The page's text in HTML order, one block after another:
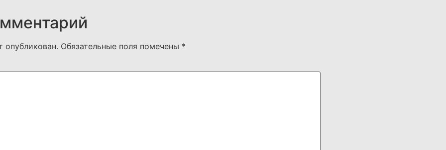
опубликован. Обязательные поля помечены *